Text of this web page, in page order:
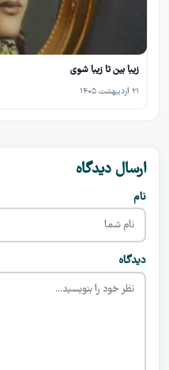
زیبا بین تا زیبا شوی
۲۱ اردیبهشت ۱۴۰۵
ارسال دیدگاه
نام
دیدگاه